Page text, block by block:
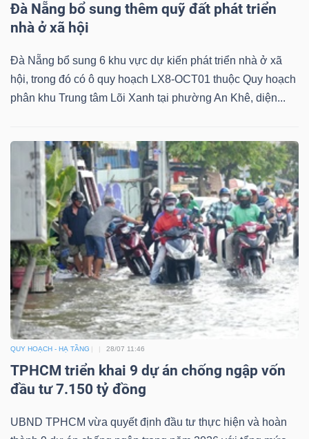
Đà Nẵng bổ sung thêm quỹ đất phát triển
nhà ở xã hội
Đà Nẵng bổ sung 6 khu vực dự kiến phát triển nhà ở xã
hội, trong đó có ô quy hoạch LX8-OCT01 thuộc Quy hoạch
phân khu Trung tâm Lõi Xanh tại phường An Khê, diện...
QUY HOẠCH - HẠ TẦNG 28/07 11:46
TPHCM triển khai 9 dự án chống ngập vốn
đầu tư 7.150 tỷ đồng
UBND TPHCM vừa quyết định đầu tư thực hiện và hoàn